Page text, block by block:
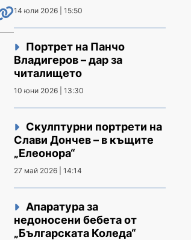
14 юли 2026 | 15:50
Портрет на Панчо
Владигеров – дар за
читалището
10 юни 2026 | 13:30
Скулптурни портрети на
Слави Дончев – в къщите
„Елеонора“
27 май 2026 | 14:14
Апаратура за
недоносени бебета от
„Българската Коледа“